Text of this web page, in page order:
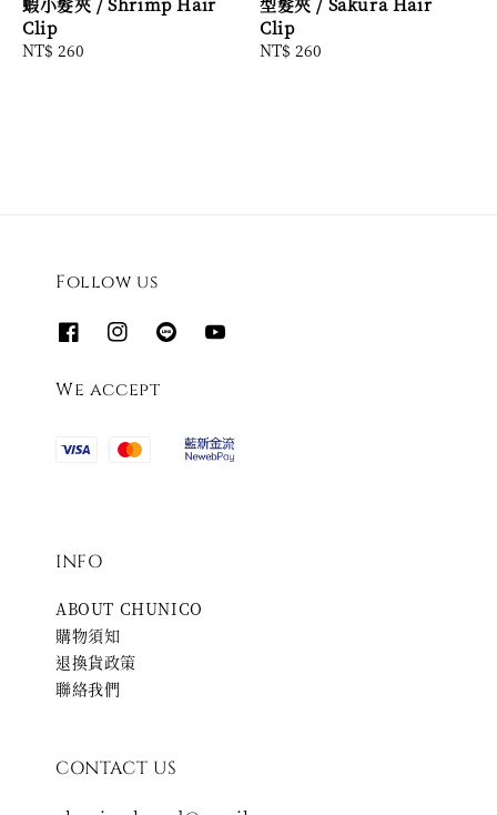
Clip
Regular
NT$ 260
Clip
Regular
NT$ 260
Follow us
We accept
INFO
ABOUT CHUNICO
購物須知
退換貨政策
聯絡我們
CONTACT US